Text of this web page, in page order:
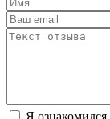
Я ознакомился